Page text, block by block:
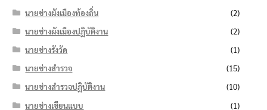
นายช่างผังเมืองท้องถิ่น
(2)
นายช่างผังเมืองปฏิบัติงาน
(2)
นายช่างรังวัด
(1)
นายช่างสำรวจ
(15)
นายช่างสำรวจปฏิบัติงาน
(10)
นายช่างเขียนแบบ
(1)